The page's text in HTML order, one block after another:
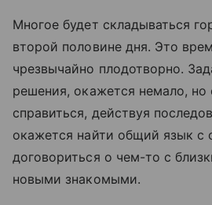
Многое будет складываться
второй половине дня. Это
чрезвычайно плодотворно.
решения, окажется немало, но
справиться, действуя
окажется найти общий язык
договориться о чем-то с
новыми знакомыми.